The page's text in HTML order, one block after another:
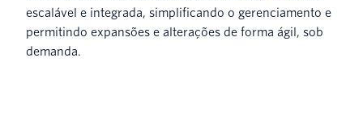
escalável e integrada, simplificando o gerenciamento e
permitindo expansões e alterações de forma ágil, sob
demanda.